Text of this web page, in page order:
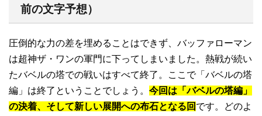
前の文字予想）
圧倒的な力の差を埋めることはできず、バッファローマン
は超神ザ・ワンの軍門に下ってしまいました。熱戦が続い
たバベルの塔での戦いはすべて終了。ここで「バベルの塔
編」は終了ということでしょう。 今回は「バベルの塔編」
の決着、そして新しい展開への布石となる回 です。どのよ